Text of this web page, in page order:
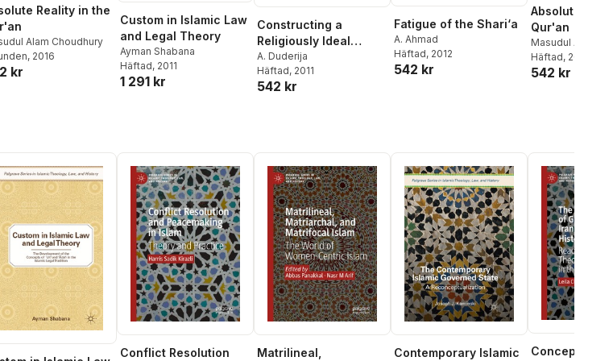
Reality in the
Alam Choudhury
, 2016
kr
Custom in Islamic Law
and Legal Theory
Ayman Shabana
Häftad, 2011
1 291 kr
Constructing a
Religiously Ideal
',Believer', and
',Woman', in Islam
A. Duderija
Häftad, 2011
542 kr
Fatigue of the Shari‘a
A. Ahmad
Häftad, 2012
542 kr
Absolute
Qur'an
Masudul Alam
Häftad, 2018
542 kr
Conflict Resolution Matrilineal, Contemporary Islamic